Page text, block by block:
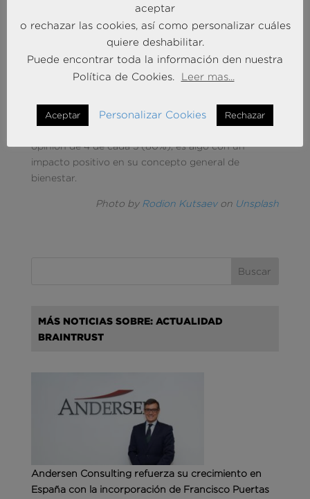
Google con el objetivo único de ver o ajustar cómo
se reciben los anuncios personalizados, mientras
que las consultas de «mi actividad» sobre la
información almacenada en cada cuenta de Google
de cada tres usuarios ha iniciado los pasos para
opinión de 4 de cada 5 (80%), es algo con un
impacto positivo en su concepto general de
bienestar.
Photo by Rodion Kutsaevon Unsplash
MÁS NOTICIAS SOBRE: ACTUALIDAD
BRAINTRUST
Andersen Consulting refuerza su crecimiento en
España con la incorporación de Francisco Puertas
aceptar
o rechazar las cookies, así como personalizar cuáles
quiere deshabilitar.
Puede encontrar toda la información den nuestra
Política de Cookies.
Leer mas...
Aceptar Personalizar Cookies Rechazar